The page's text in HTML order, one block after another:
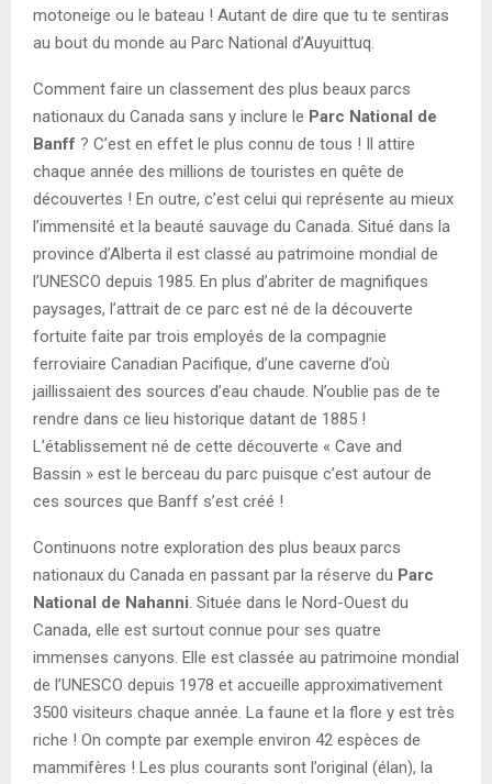
motoneige ou le bateau ! Autant de dire que tu te sentiras
au bout du monde au Parc National d’Auyuittuq.
Comment faire un classement des plus beaux parcs
nationaux du Canada sans y inclure le Parc National de
Banff ? C’est en effet le plus connu de tous ! Il attire
chaque année des millions de touristes en quête de
découvertes ! En outre, c’est celui qui représente au mieux
l’immensité et la beauté sauvage du Canada. Situé dans la
province d’Alberta il est classé au patrimoine mondial de
l’UNESCO depuis 1985. En plus d’abriter de magnifiques
paysages, l’attrait de ce parc est né de la découverte
fortuite faite par trois employés de la compagnie
ferroviaire Canadian Pacifique, d’une caverne d’où
jaillissaient des sources d’eau chaude. N’oublie pas de te
rendre dans ce lieu historique datant de 1885 !
L’établissement né de cette découverte « Cave and
Bassin » est le berceau du parc puisque c’est autour de
ces sources que Banff s’est créé !
Continuons notre exploration des plus beaux parcs
nationaux du Canada en passant par la réserve du Parc
National de Nahanni. Située dans le Nord-Ouest du
Canada, elle est surtout connue pour ses quatre
immenses canyons. Elle est classée au patrimoine mondial
de l’UNESCO depuis 1978 et accueille approximativement
3500 visiteurs chaque année. La faune et la flore y est très
riche ! On compte par exemple environ 42 espèces de
mammifères ! Les plus courants sont l’original (élan), la